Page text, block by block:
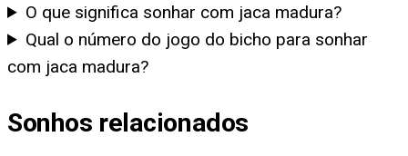
O que significa sonhar com jaca madura?
Qual o número do jogo do bicho para sonhar
com jaca madura?
Sonhos relacionados